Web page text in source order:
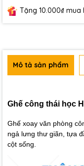
Tặng 10.000₫
Mô tả sản phẩm
Ghế công thái học
Ghế xoay văn phòng
ngả lưng thư giãn, tựa
cột sống.